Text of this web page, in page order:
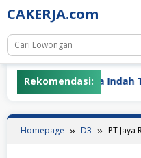
Skip
to
content
CAKERJA.com
Rekomendasi:
PT Mayora Indah Tbk
Homepage D3 PT